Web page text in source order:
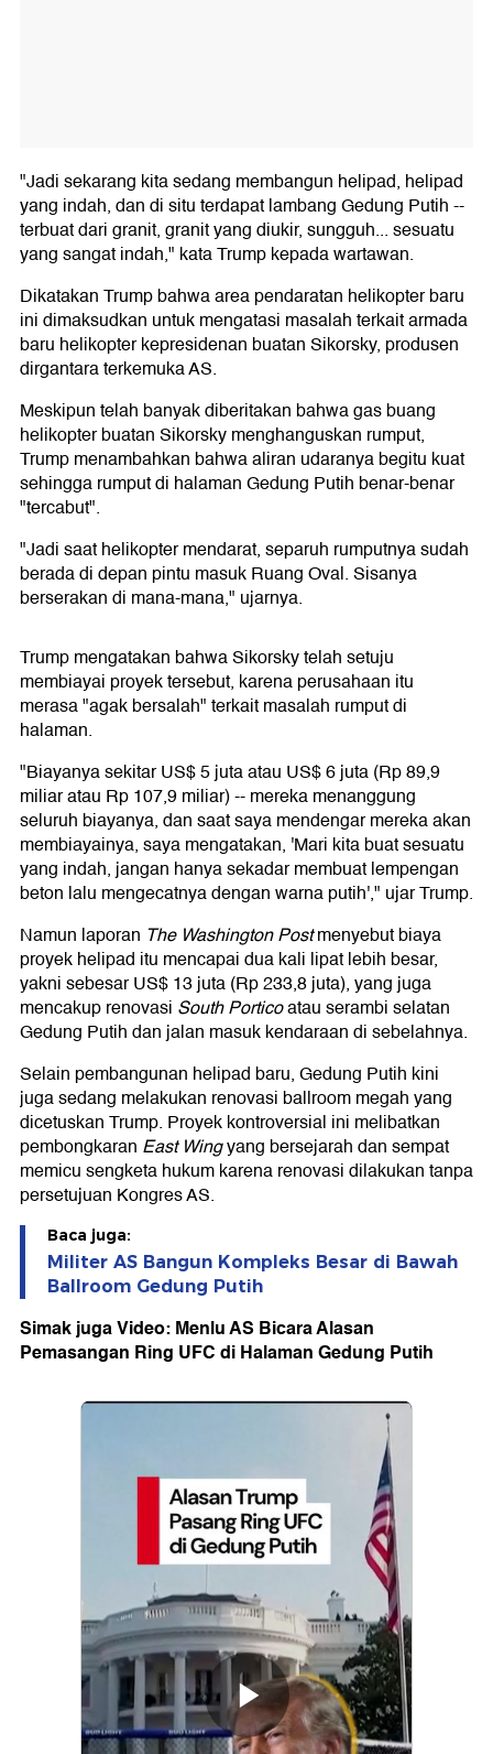
"Jadi sekarang kita sedang membangun helipad, helipad
yang indah, dan di situ terdapat lambang Gedung Putih --
terbuat dari granit, granit yang diukir, sungguh... sesuatu
yang sangat indah," kata Trump kepada wartawan.
Dikatakan Trump bahwa area pendaratan helikopter baru
ini dimaksudkan untuk mengatasi masalah terkait armada
baru helikopter kepresidenan buatan Sikorsky, produsen
dirgantara terkemuka AS.
Meskipun telah banyak diberitakan bahwa gas buang
helikopter buatan Sikorsky menghanguskan rumput,
Trump menambahkan bahwa aliran udaranya begitu kuat
sehingga rumput di halaman Gedung Putih benar-benar
"tercabut".
"Jadi saat helikopter mendarat, separuh rumputnya sudah
berada di depan pintu masuk Ruang Oval. Sisanya
berserakan di mana-mana," ujarnya.
Trump mengatakan bahwa Sikorsky telah setuju
membiayai proyek tersebut, karena perusahaan itu
merasa "agak bersalah" terkait masalah rumput di
halaman.
"Biayanya sekitar US$ 5 juta atau US$ 6 juta (Rp 89,9
miliar atau Rp 107,9 miliar) -- mereka menanggung
seluruh biayanya, dan saat saya mendengar mereka akan
membiayainya, saya mengatakan, 'Mari kita buat sesuatu
yang indah, jangan hanya sekadar membuat lempengan
beton lalu mengecatnya dengan warna putih'," ujar Trump.
Namun laporan The Washington Postmenyebut biaya
proyek helipad itu mencapai dua kali lipat lebih besar,
yakni sebesar US$ 13 juta (Rp 233,8 juta), yang juga
mencakup renovasi South Porticoatau serambi selatan
Gedung Putih dan jalan masuk kendaraan di sebelahnya.
Selain pembangunan helipad baru, Gedung Putih kini
juga sedang melakukan renovasi ballroom megah yang
dicetuskan Trump. Proyek kontroversial ini melibatkan
pembongkaran East Wingyang bersejarah dan sempat
memicu sengketa hukum karena renovasi dilakukan tanpa
persetujuan Kongres AS.
Baca juga:
Militer AS Bangun Kompleks Besar di Bawah
Ballroom Gedung Putih
Simak juga Video: Menlu AS Bicara Alasan
Pemasangan Ring UFC di Halaman Gedung Putih